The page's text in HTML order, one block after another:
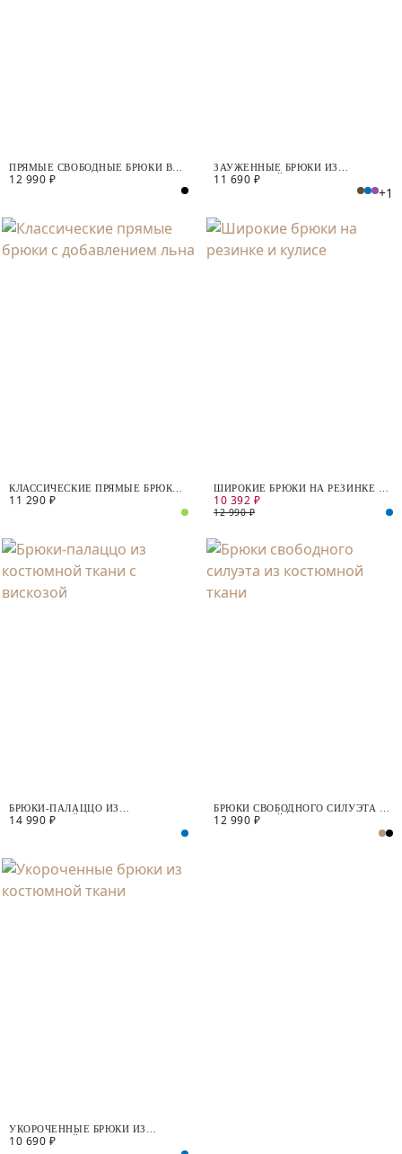
ПРЯМЫЕ СВОБОДНЫЕ БРЮКИ В
ПОЛОСКУ
12 990 ₽
ЗАУЖЕННЫЕ БРЮКИ ИЗ
КОСТЮМНОЙ ТКАНИ
11 690 ₽
+1
КЛАССИЧЕСКИЕ ПРЯМЫЕ БРЮКИ
С ДОБАВЛЕНИЕМ ЛЬНА
11 290 ₽
ШИРОКИЕ БРЮКИ НА РЕЗИНКЕ И
КУЛИСЕ
10 392 ₽
12 990 ₽
БРЮКИ-ПАЛАЦЦО ИЗ
КОСТЮМНОЙ ТКАНИ С
14 990 ₽
БРЮКИ СВОБОДНОГО СИЛУЭТА ИЗ
КОСТЮМНОЙ ТКАНИ
12 990 ₽
УКОРОЧЕННЫЕ БРЮКИ ИЗ
КОСТЮМНОЙ ТКАНИ
10 690 ₽